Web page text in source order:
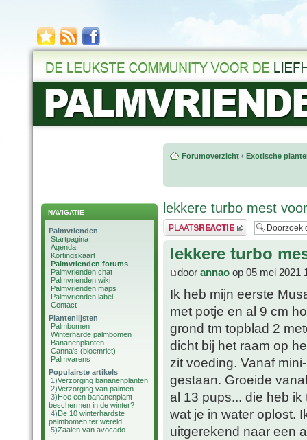
NAVIGATIE
Palmvrienden
Startpagina
Agenda
Kortingskaart
Palmvrienden forums
Palmvrienden chat
Palmvrienden wiki
Palmvrienden maps
Palmvrienden label
Contact
Plantenlijsten
Palmbomen
Winterharde palmbomen
Bananenplanten
Canna's (bloemriet)
Palmvarens
Populairste artikels
1)Verzorging bananenplanten
2)Verzorging van palmen
3)Hoe een bananenplant
beschermen in de winter?
4)De 10 winterhardste
palmbomen ter wereld
5)Zaaien van avocado
Forumoverzicht ‹ Exotische
lekkere turbo mest
Plaats een reactie
lekkere turbo
door annao op 05 mei 2021
Ik heb mijn eerste
met potje en al 9 cm
grond tm topblad 2
dicht bij het raam op
zit voeding. Vanaf
gestaan. Groeide
al 13 pups... die heb
wat je in water oplost.
uitgerekend naar een